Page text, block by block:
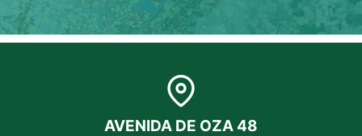
AVENIDA DE OZA 48